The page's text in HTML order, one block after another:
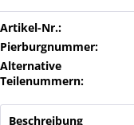
Artikel-Nr.:
Pierburgnummer:
Alternative
Teilenummern:
Beschreibung